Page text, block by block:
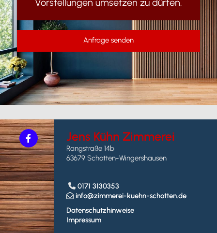
Anfrage senden
Jens Kühn Zimmerei
Rangstraße 14b
63679 Schotten-Wingershausen
 0171 3130353
 info@zimmerei-kuehn-schotten.de
Datenschutzhinweise
Impressum